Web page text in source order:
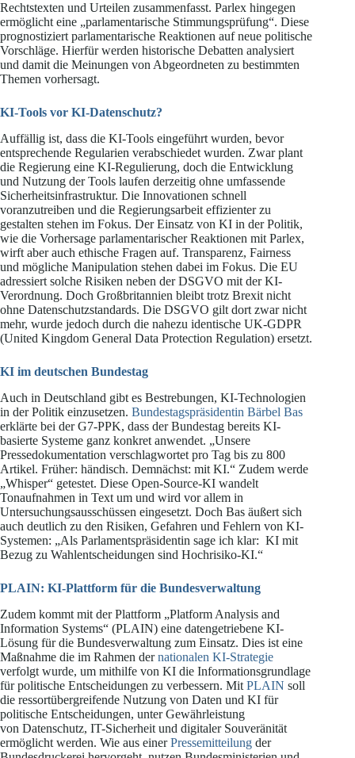
Rechtstexten und Urteilen zusammenfasst. Parlex hingegen
ermöglicht eine „parlamentarische Stimmungsprüfung“. Diese
prognostiziert parlamentarische Reaktionen auf neue politische
Vorschläge. Hierfür werden historische Debatten analysiert
und damit die Meinungen von Abgeordneten zu bestimmten
Themen vorhersagt.
KI-Tools vor KI-Datenschutz?
Auffällig ist, dass die KI-Tools eingeführt wurden, bevor
entsprechende Regularien verabschiedet wurden. Zwar plant
die Regierung eine KI-Regulierung, doch die Entwicklung
und Nutzung der Tools laufen derzeitig ohne umfassende
Sicherheitsinfrastruktur. Die Innovationen schnell
voranzutreiben und die Regierungsarbeit effizienter zu
gestalten stehen im Fokus. Der Einsatz von KI in der Politik,
wie die Vorhersage parlamentarischer Reaktionen mit Parlex,
wirft aber auch ethische Fragen auf. Transparenz, Fairness
und mögliche Manipulation stehen dabei im Fokus. Die EU
adressiert solche Risiken neben der DSGVO mit der KI-
Verordnung. Doch Großbritannien bleibt trotz Brexit nicht
ohne Datenschutzstandards. Die DSGVO gilt dort zwar nicht
mehr, wurde jedoch durch die nahezu identische UK-GDPR
(United Kingdom General Data Protection Regulation) ersetzt.
KI im deutschen Bundestag
Auch in Deutschland gibt es Bestrebungen, KI-Technologien
in der Politik einzusetzen. Bundestagspräsidentin Bärbel Bas
erklärte bei der G7-PPK, dass der Bundestag bereits KI-
basierte Systeme ganz konkret anwendet. „Unsere
Pressedokumentation verschlagwortet pro Tag bis zu 800
Artikel. Früher: händisch. Demnächst: mit KI.“ Zudem werde
„Whisper“ getestet. Diese Open-Source-KI wandelt
Tonaufnahmen in Text um und wird vor allem in
Untersuchungsausschüssen eingesetzt. Doch Bas äußert sich
auch deutlich zu den Risiken, Gefahren und Fehlern von KI-
Systemen: „Als Parlamentspräsidentin sage ich klar: KI mit
Bezug zu Wahlentscheidungen sind Hochrisiko-KI.“
PLAIN: KI-Plattform für die Bundesverwaltung
Zudem kommt mit der Plattform „Platform Analysis and
Information Systems“ (PLAIN) eine datengetriebene KI-
Lösung für die Bundesverwaltung zum Einsatz. Dies ist eine
Maßnahme die im Rahmen dernationalen KI-Strategie
verfolgt wurde, um mithilfe von KI die Informationsgrundlage
für politische Entscheidungen zu verbessern. Mit PLAIN soll
die ressortübergreifende Nutzung von Daten und KI für
politische Entscheidungen, unter Gewährleistung
von Datenschutz, IT-Sicherheit und digitaler Souveränität
ermöglicht werden. Wie aus einerPressemitteilung der